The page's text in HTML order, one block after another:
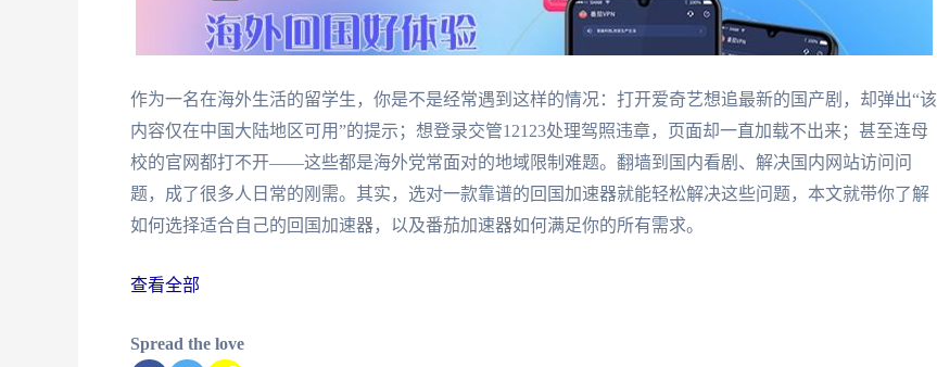
作为一名在海外生活的留学生，你是不是经常遇到这样的情况：打开爱奇艺想追最新的国产剧，却弹出“该
内容仅在中国大陆地区可用”的提示；想登录交管12123处理驾照违章，页面却一直加载不出来；甚至连母
校的官网都打不开——这些都是海外党常面对的地域限制难题。翻墙到国内看剧、解决国内网站访问问
题，成了很多人日常的刚需。其实，选对一款靠谱的回国加速器就能轻松解决这些问题，本文就带你了解
如何选择适合自己的回国加速器，以及番茄加速器如何满足你的所有需求。
查看全部
Spread the love